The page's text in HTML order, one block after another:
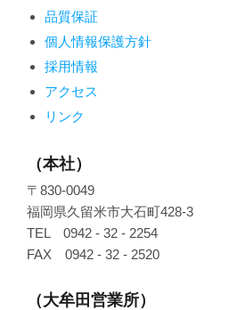
品質保証
個人情報保護方針
採用情報
アクセス
リンク
（本社）
〒830-0049
福岡県久留米市大石町428-3
TEL 0942 - 32 - 2254
FAX 0942 - 32 - 2520
（大牟田営業所）